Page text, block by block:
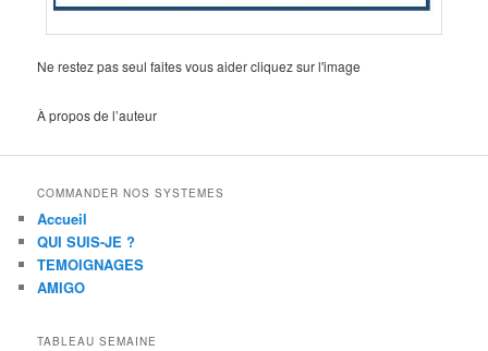
Ne restez pas seul faites vous aider cliquez sur l'image
À propos de l’auteur
COMMANDER NOS SYSTEMES
Accueil
QUI SUIS-JE ?
TEMOIGNAGES
AMIGO
TABLEAU SEMAINE